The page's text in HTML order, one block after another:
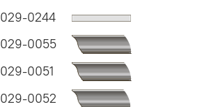
029-0244
029-0055
029-0051
029-0052